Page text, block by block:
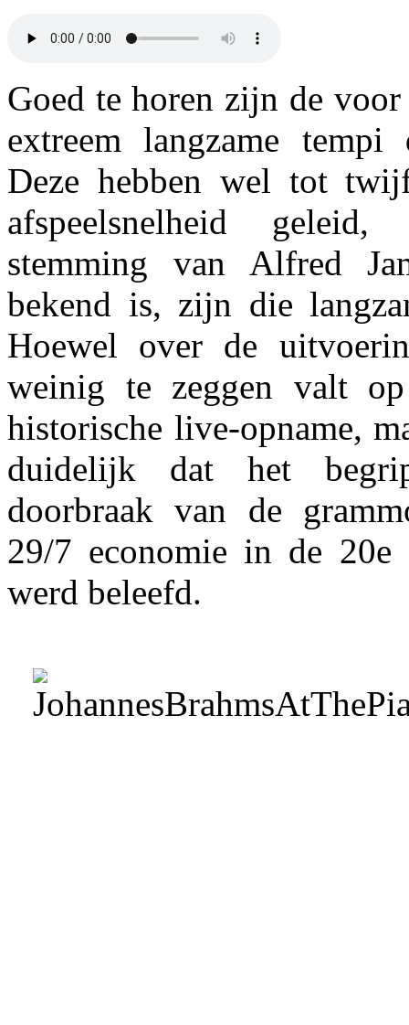
Goed te horen zijn de voor
extreem langzame
Deze hebben wel tot
afspeelsnelheid
stemming van Alfred
bekend is, zijn die
Hoewel over de
weinig te zeggen valt
historische live-opname,
duidelijk dat het
doorbraak van de
29/7 economie in de 20e
werd beleefd.